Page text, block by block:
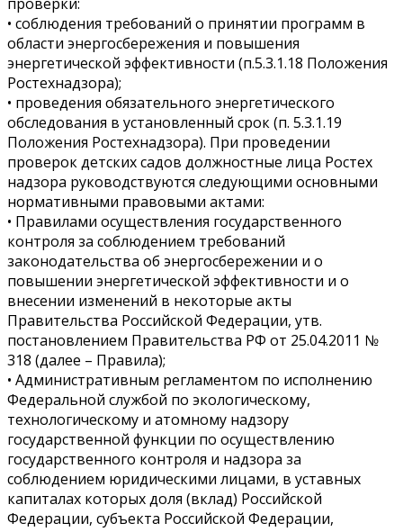
• соблюдения требований о принятии программ в
области энергосбережения и повышения
энергетической эффективности (п.5.3.1.18 Положения
Ростехнадзора);
• проведения обязательного энергетического
обследования в установленный срок (п. 5.3.1.19
Положения Ростехнадзора). При проведении
проверок детских садов должностные лица Ростех
надзора руководствуются следующими основными
нормативными правовыми актами:
• Правилами осуществления государственного
контроля за соблюдением требований
законодательства об энергосбережении и о
повышении энергетической эффективности и о
внесении изменений в некоторые акты
Правительства Российской Федерации, утв.
постановлением Правительства РФ от 25.04.2011 №
318 (далее – Правила);
• Административным регламентом по исполнению
Федеральной службой по экологическому,
технологическому и атомному надзору
государственной функции по осуществлению
государственного контроля и надзора за
соблюдением юридическими лицами, в уставных
капиталах которых доля (вклад) Российской
Федерации, субъекта Российской Федерации,